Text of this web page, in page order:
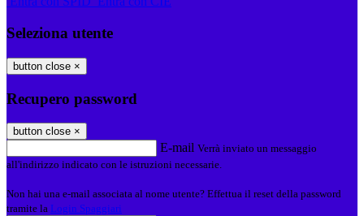
Seleziona utente
button close ×
Recupero password
button close ×
E-mail Verrà inviato un messaggio
all'indirizzo indicato con le istruzioni necessarie.
Non hai una e-mail associata al nome utente? Effettua il reset della password
tramite la Login Spaggiari